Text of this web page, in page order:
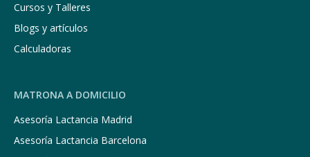
Cursos y Talleres
Blogs y artículos
Calculadoras
MATRONA A DOMICILIO
Asesoría Lactancia Madrid
Asesoría Lactancia Barcelona